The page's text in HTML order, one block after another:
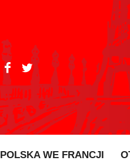
POLSKA WE FRANCJI